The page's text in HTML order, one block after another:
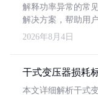
解释功率异常的常
解决方案，帮助用
2026年8月4日
干式变压器损耗
本文详细解析干式